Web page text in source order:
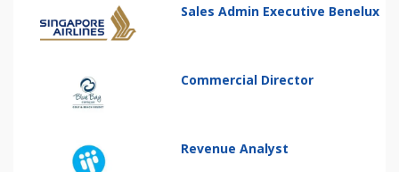
Sales Admin Executive Benelux
Commercial Director
Revenue Analyst